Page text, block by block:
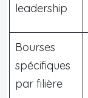
leadership
Bourses
spécifiques
par filière